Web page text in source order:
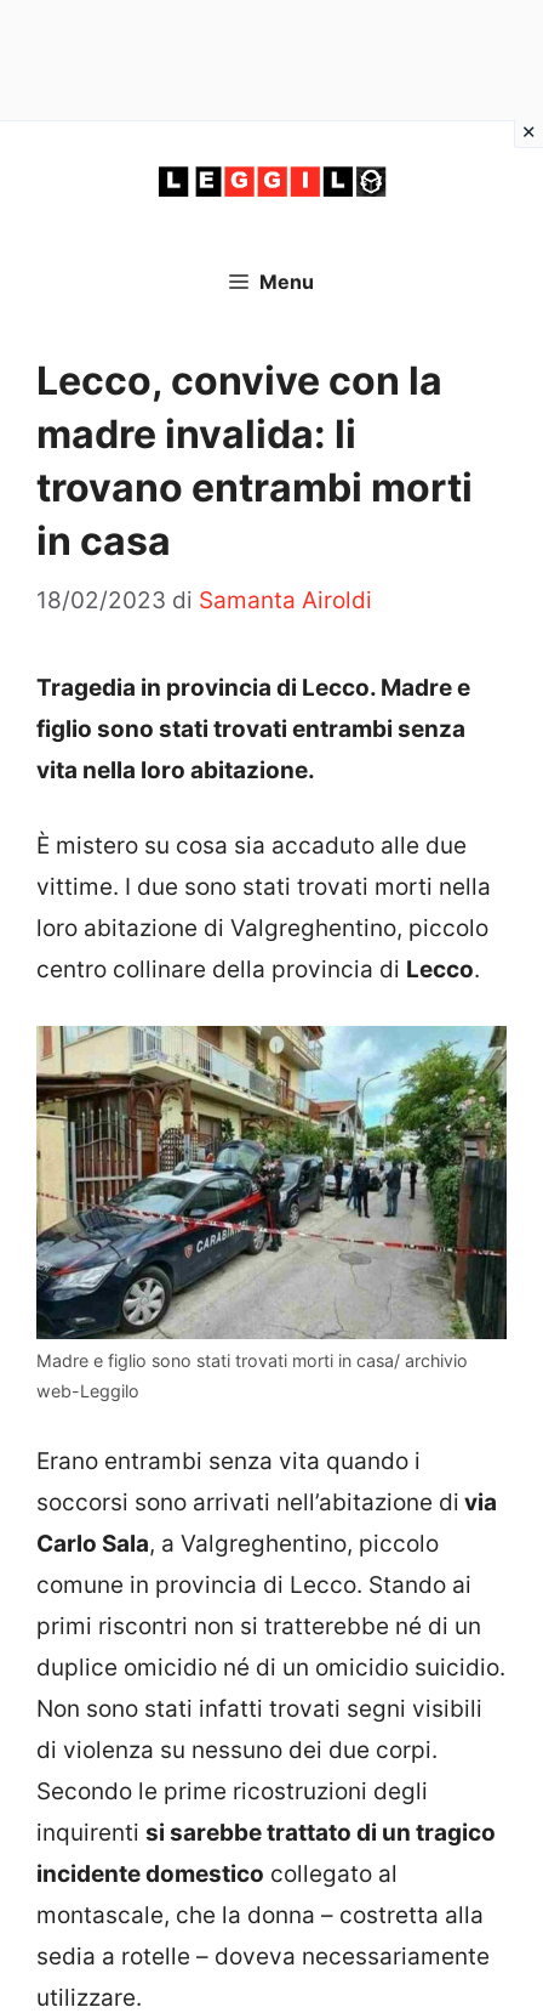
Menu
Lecco, convive con la
madre invalida: li
trovano entrambi morti
in casa
18/02/2023 di Samanta Airoldi
Tragedia in provincia di Lecco. Madre e
figlio sono stati trovati entrambi senza
vita nella loro abitazione.
È mistero su cosa sia accaduto alle due
vittime. I due sono stati trovati morti nella
loro abitazione di Valgreghentino, piccolo
centro collinare della provincia di Lecco.
Madre e figlio sono stati trovati morti in casa/ archivio
web-Leggilo
Erano entrambi senza vita quando i
soccorsi sono arrivati nell’abitazione di via
Carlo Sala, a Valgreghentino, piccolo
comune in provincia di Lecco. Stando ai
primi riscontri non si tratterebbe né di un
duplice omicidio né di un omicidio suicidio.
Non sono stati infatti trovati segni visibili
di violenza su nessuno dei due corpi.
Secondo le prime ricostruzioni degli
inquirenti si sarebbe trattato di un tragico
incidente domestico collegato al
montascale, che la donna – costretta alla
sedia a rotelle – doveva necessariamente
utilizzare.